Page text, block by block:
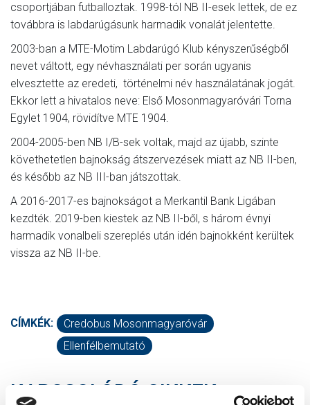
csoportjában futballoztak. 1998-tól NB II-esek lettek, de ez
továbbra is labdarúgásunk harmadik vonalát jelentette.
2003-ban a MTE-Motim Labdarúgó Klub kényszerűségből
nevet váltott, egy névhasználati per során ugyanis
elvesztette az eredeti, történelmi név használatának jogát.
Ekkor lett a hivatalos neve: Első Mosonmagyaróvári Torna
Egylet 1904, rövidítve MTE 1904.
2004-2005-ben NB I/B-sek voltak, majd az újabb, szinte
követhetetlen bajnokság átszervezések miatt az NB II-ben,
és később az NB III-ban játszottak.
A 2016-2017-es bajnokságot a Merkantil Bank Ligában
kezdték. 2019-ben kiestek az NB II-ből, s három évnyi
harmadik vonalbeli szereplés után idén bajnokként kerültek
vissza az NB II-be.
CÍMKÉK:
Credobus Mosonmagyaróvár
Ellenfélbemutató
KAPCSOLÓDÓ CIKKEK